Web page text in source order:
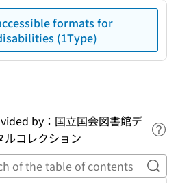
formats for
(1Type)
by：国立国会図書館デ
ルコレクション